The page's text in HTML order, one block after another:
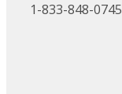
1-833-848-0745